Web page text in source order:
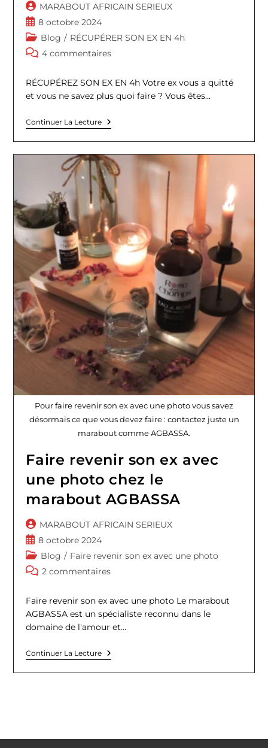
Auteur/autrice
de
la
publication :
MARABOUT AFRICAIN SERIEUX
Publication
publiée :
8 octobre 2024
Post
category:
Blog / RÉCUPÉRER SON EX EN 4h
Commentaires
la
4 commentaires
RÉCUPÉREZ SON EX EN 4h Votre ex vous a quitté
et vous ne savez plus quoi faire ? Vous êtes…
Continuer La LectureRÉCUPÉRER
SON
EX
4h
Pour faire revenir son ex avec une photo vous savez
désormais ce que vous devez faire : contactez juste un
marabout comme AGBASSA.
Faire revenir son ex avec
une photo chez le
marabout AGBASSA
Auteur/autrice
de
la
publication :
MARABOUT AFRICAIN SERIEUX
Publication
publiée :
8 octobre 2024
Post
category:
Blog / Faire revenir son ex avec une photo
Commentaires
la
publication :
2 commentaires
Faire revenir son ex avec une photo Le marabout
AGBASSA est un spécialiste reconnu dans le
domaine de l'amour et…
Continuer La LectureFaire
Revenir
Son
Marabout